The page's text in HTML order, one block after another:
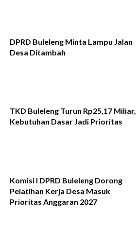
DPRD Buleleng Minta Lampu Jalan
Desa Ditambah
TKD Buleleng Turun Rp25,17 Miliar,
Kebutuhan Dasar Jadi Prioritas
Komisi I DPRD Buleleng Dorong
Pelatihan Kerja Desa Masuk
Prioritas Anggaran 2027